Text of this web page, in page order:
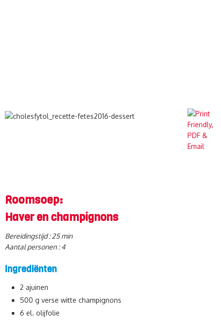
Roomsoep:
Haver en champignons
Bereidingstijd : 25 min
Aantal personen : 4
Ingrediënten
2 ajuinen
500 g verse witte champignons
6 el. olijfolie